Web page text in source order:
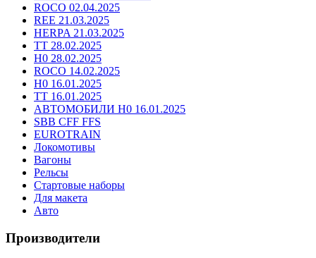
ROCO 02.04.2025
REE 21.03.2025
HERPA 21.03.2025
TT 28.02.2025
H0 28.02.2025
ROCO 14.02.2025
H0 16.01.2025
TT 16.01.2025
АВТОМОБИЛИ H0 16.01.2025
SBB CFF FFS
EUROTRAIN
Локомотивы
Вагоны
Рельсы
Стартовые наборы
Для макета
Авто
Производители